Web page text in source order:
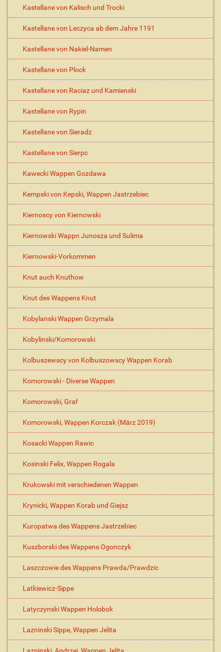
Kastellane von Kalisch und Trocki
Kastellane von Leczyca ab dem Jahre 1191
Kastellane von Nakiel-Namen
Kastellane von Plock
Kastellane von Raciaz und Kamienski
Kastellane von Rypin
Kastellane von Sieradz
Kastellane von Sierpc
Kawecki Wappen Gozdawa
Kempski von Kepski, Wappen Jastrzebiec
Kiernoscy von Kiernowski
Kiernowski Wappn Junosza und Sulima
Kiernowski-Vorkommen
Knut auch Knuthow
Knut des Wappens Knut
Kobylanski Wappen Grzymala
Kobylinski/Komorowski
Kolbuszewscy von Kolbuszowscy Wappen Korab
Komorowski - Diverse Wappen
Komorowski, Graf
Komorowski, Wappen Korczak (März 2019)
Kosacki Wappen Rawic
Kosinski Felix, Wappen Rogala
Krukowski mit verschiedenen Wappen
Krynicki, Wappen Korab und Giejsz
Kuropatwa des Wappens Jastrzebiec
Kuszborski des Wappens Ogonczyk
Laszczowie des Wappens Prawda/Prawdzic
Latkiewicz-Sippe
Latyczynski Wappen Holobok
Lazninski Sippe, Wappen Jelita